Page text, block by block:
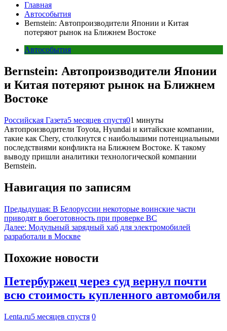
Главная
Автособытия
Bernstein: Автопроизводители Японии и Китая
потеряют рынок на Ближнем Востоке
Автособытия
Bernstein: Автопроизводители Японии
и Китая потеряют рынок на Ближнем
Востоке
Российская Газета5 месяцев спустя01 минуты
Автопроизводители Toyota, Hyundai и китайские компании,
такие как Chery, столкнутся с наибольшими потенциальными
последствиями конфликта на Ближнем Востоке. К такому
выводу пришли аналитики технологической компании
Bernstein.
Навигация по записям
Предыдущая: В Белоруссии некоторые воинские части
приводят в боеготовность при проверке ВС
Далее: Модульный зарядный хаб для электромобилей
разработали в Москве
Похожие новости
Петербуржец через суд вернул почти
всю стоимость купленного автомобиля
Lenta.ru5 месяцев спустя 0